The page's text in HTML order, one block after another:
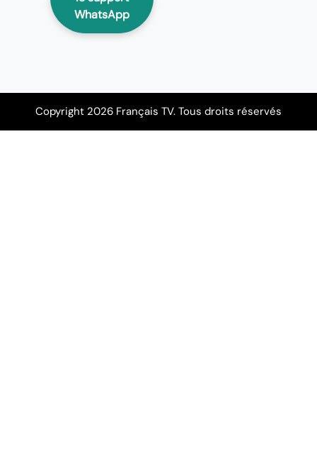
WhatsApp
Copyright 2026 Français TV. Tous droits réservés